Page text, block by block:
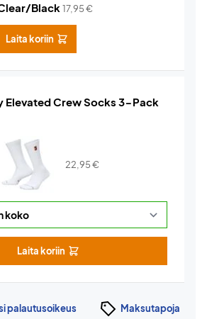
Black17,95€
Laita koriin
Elevated Crew Socks 3-Pack
22,95€
Laita koriin
palautusoikeus Maksutapoja